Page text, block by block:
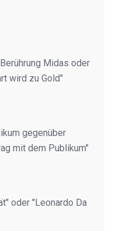
Midas oder
wird zu Gold"
gegenüber
mit dem Publikum"
oder "Leonardo Da